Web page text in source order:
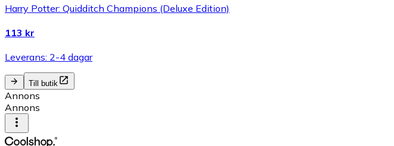
Harry Potter: Quidditch Champions (Deluxe Edition)
113 kr
Leverans: 2-4 dagar
Till butik
Annons
Annons